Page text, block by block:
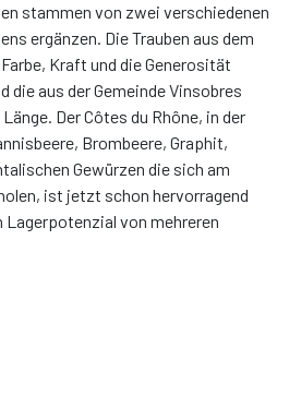
stammen von zwei verschiedenen
ergänzen. Die Trauben aus dem
Kraft und die Generosität
die aus der Gemeinde Vinsobres
Der Côtes du Rhône, in der
Brombeere, Graphit,
Gewürzen die sich am
ist jetzt schon hervorragend
Lagerpotenzial von mehreren